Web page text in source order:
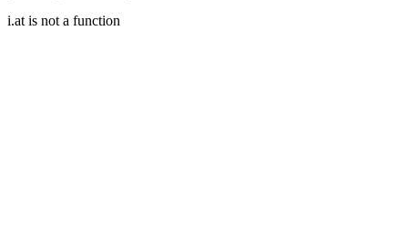
i.at is not a function